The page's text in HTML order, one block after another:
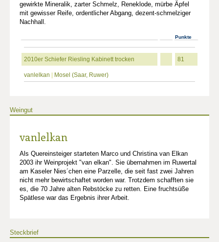
gewirkte Mineralik, zarter Schmelz, Reneklode, mürbe Äpfel
mit gewisser Reife, ordentlicher Abgang, dezent-schmelziger
Nachhall.
Punkte
2010er Schiefer Riesling Kabinett trocken 81
vanlelkan Mosel (Saar, Ruwer)
Weingut
vanlelkan
Als Quereinsteiger starteten Marco und Christina van Elkan
2003 ihr Weinprojekt "van elkan". Sie übernahmen im Ruwertal
am Kaseler Nies´chen eine Parzelle, die seit fast zwei Jahren
nicht mehr bewirtschaftet worden war. Trotzdem schafften sie
es, die 70 Jahre alten Rebstöcke zu retten. Eine fruchtsüße
Spätlese war das Ergebnis ihrer Arbeit.
Steckbrief